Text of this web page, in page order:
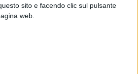
sito e facendo clic sul pulsante
web.